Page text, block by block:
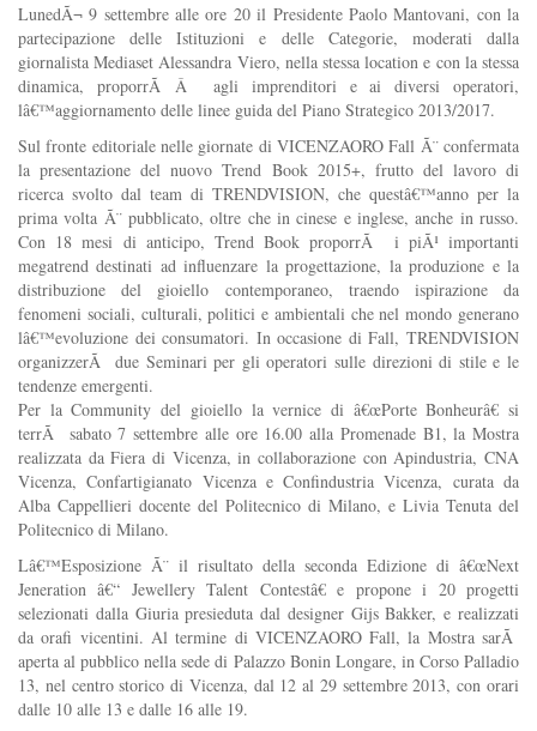
LunedÃ¬ 9 settembre alle ore 20 il Presidente Paolo Mantovani, con la
partecipazione delle Istituzioni e delle Categorie, moderati dalla
giornalista Mediaset Alessandra Viero, nella stessa location e con la stessa
dinamica, proporrÃ Â agli imprenditori e ai diversi operatori,
lâ€™aggiornamento delle linee guida del Piano Strategico 2013/2017.
Sul fronte editoriale nelle giornate di VICENZAORO Fall Ã¨ confermata
la presentazione del nuovo Trend Book 2015+, frutto del lavoro di
ricerca svolto dal team di TRENDVISION, che questâ€™anno per la
prima volta Ã¨ pubblicato, oltre che in cinese e inglese, anche in russo.
Con 18 mesi di anticipo, Trend Book proporrÃ i piÃ¹ importanti
megatrend destinati ad influenzare la progettazione, la produzione e la
distribuzione del gioiello contemporaneo, traendo ispirazione da
fenomeni sociali, culturali, politici e ambientali che nel mondo generano
lâ€™evoluzione dei consumatori. In occasione di Fall, TRENDVISION
organizzerÃ due Seminari per gli operatori sulle direzioni di stile e le
tendenze emergenti.
Per la Community del gioiello la vernice di â€œPorte Bonheurâ€ si
terrÃ sabato 7 settembre alle ore 16.00 alla Promenade B1, la Mostra
realizzata da Fiera di Vicenza, in collaborazione con Apindustria, CNA
Vicenza, Confartigianato Vicenza e Confindustria Vicenza, curata da
Alba Cappellieri docente del Politecnico di Milano, e Livia Tenuta del
Politecnico di Milano.
Lâ€™Esposizione Ã¨ il risultato della seconda Edizione di â€œNext
Jeneration â€“ Jewellery Talent Contestâ€ e propone i 20 progetti
selezionati dalla Giuria presieduta dal designer Gijs Bakker, e realizzati
da orafi vicentini. Al termine di VICENZAORO Fall, la Mostra sarÃ
aperta al pubblico nella sede di Palazzo Bonin Longare, in Corso Palladio
13, nel centro storico di Vicenza, dal 12 al 29 settembre 2013, con orari
dalle 10 alle 13 e dalle 16 alle 19.